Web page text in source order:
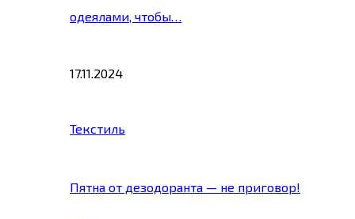
одеялами, чтобы…
17.11.2024
Текстиль
Пятна от дезодоранта — не приговор!